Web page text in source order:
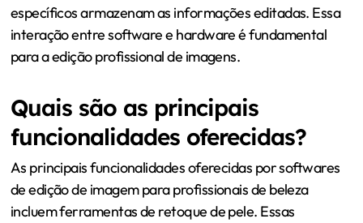
específicos armazenam as informações editadas. Essa
interação entre software e hardware é fundamental
para a edição profissional de imagens.
Quais são as principais
funcionalidades oferecidas?
As principais funcionalidades oferecidas por softwares
de edição de imagem para profissionais de beleza
incluem ferramentas de retoque de pele. Essas